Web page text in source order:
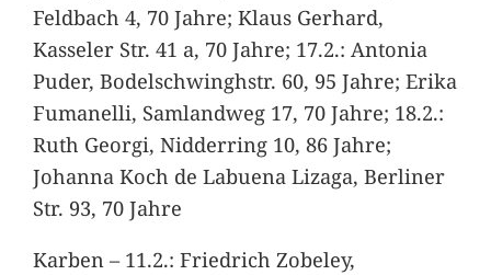
Feldbach 4, 70 Jahre; Klaus Gerhard,
Kasseler Str. 41 a, 70 Jahre; 17.2.: Antonia
Puder, Bodelschwinghstr. 60, 95 Jahre; Erika
Fumanelli, Samlandweg 17, 70 Jahre; 18.2.:
Ruth Georgi, Nidderring 10, 86 Jahre;
Johanna Koch de Labuena Lizaga, Berliner
Str. 93, 70 Jahre
Karben – 11.2.: Friedrich Zobeley,